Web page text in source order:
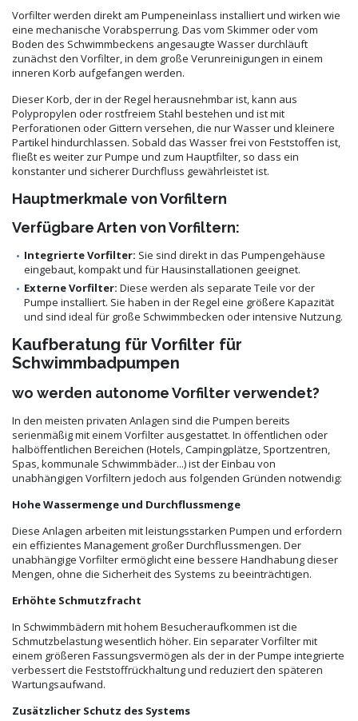
Vorfilter werden direkt am Pumpeneinlass installiert und wirken wie
eine mechanische Vorabsperrung. Das vom Skimmer oder vom
Boden des Schwimmbeckens angesaugte Wasser durchläuft
zunächst den Vorfilter, in dem große Verunreinigungen in einem
inneren Korb aufgefangen werden.
Dieser Korb, der in der Regel herausnehmbar ist, kann aus
Polypropylen oder rostfreiem Stahl bestehen und ist mit
Perforationen oder Gittern versehen, die nur Wasser und kleinere
Partikel hindurchlassen. Sobald das Wasser frei von Feststoffen ist,
fließt es weiter zur Pumpe und zum Hauptfilter, so dass ein
konstanter und sicherer Durchfluss gewährleistet ist.
Hauptmerkmale von Vorfiltern
Verfügbare Arten von Vorfiltern:
Integrierte Vorfilter: Sie sind direkt in das Pumpengehäuse
eingebaut, kompakt und für Hausinstallationen geeignet.
Externe Vorfilter: Diese werden als separate Teile vor der
Pumpe installiert. Sie haben in der Regel eine größere Kapazität
und sind ideal für große Schwimmbecken oder intensive Nutzung.
Kaufberatung für Vorfilter für
Schwimmbadpumpen
wo werden autonome Vorfilter verwendet?
In den meisten privaten Anlagen sind die Pumpen bereits
serienmäßig mit einem Vorfilter ausgestattet. In öffentlichen oder
halböffentlichen Bereichen (Hotels, Campingplätze, Sportzentren,
Spas, kommunale Schwimmbäder...) ist der Einbau von
unabhängigen Vorfiltern jedoch aus folgenden Gründen notwendig:
Hohe Wassermenge und Durchflussmenge
Diese Anlagen arbeiten mit leistungsstarken Pumpen und erfordern
ein effizientes Management großer Durchflussmengen. Der
unabhängige Vorfilter ermöglicht eine bessere Handhabung dieser
Mengen, ohne die Sicherheit des Systems zu beeinträchtigen.
Erhöhte Schmutzfracht
In Schwimmbädern mit hohem Besucheraufkommen ist die
Schmutzbelastung wesentlich höher. Ein separater Vorfilter mit
einem größeren Fassungsvermögen als der in der Pumpe integrierte
verbessert die Feststoffrückhaltung und reduziert den späteren
Wartungsaufwand.
Zusätzlicher Schutz des Systems